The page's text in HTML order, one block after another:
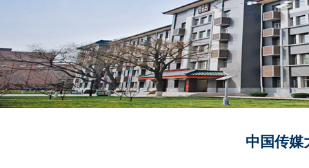
中国传媒